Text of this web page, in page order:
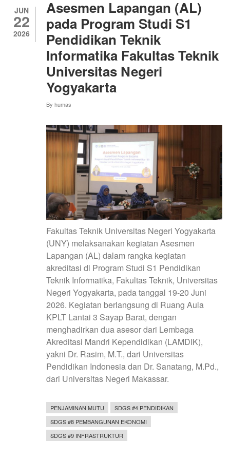
LANGKAH
MENUJU
PERGURUAN
TINGGI
UNGGUL
JUN
22
2026
Asesmen Lapangan (AL)
pada Program Studi S1
Pendidikan Teknik
Informatika Fakultas Teknik
Universitas Negeri
Yogyakarta
By humas
Fakultas Teknik Universitas Negeri Yogyakarta
(UNY) melaksanakan kegiatan Asesmen
Lapangan (AL) dalam rangka kegiatan
akreditasi di Program Studi S1 Pendidikan
Teknik Informatika, Fakultas Teknik, Universitas
Negeri Yogyakarta, pada tanggal 19-20 Juni
2026. Kegiatan berlangsung di Ruang Aula
KPLT Lantai 3 Sayap Barat, dengan
menghadirkan dua asesor dari Lembaga
Akreditasi Mandri Kependidikan (LAMDIK),
yakni Dr. Rasim, M.T., dari Universitas
Pendidikan Indonesia dan Dr. Sanatang, M.Pd.,
dari Universitas Negeri Makassar.
PENJAMINAN MUTU
SDGS #4 PENDIDIKAN
SDGS #8 PEMBANGUNAN EKONOMI
SDGS #9 INFRASTRUKTUR